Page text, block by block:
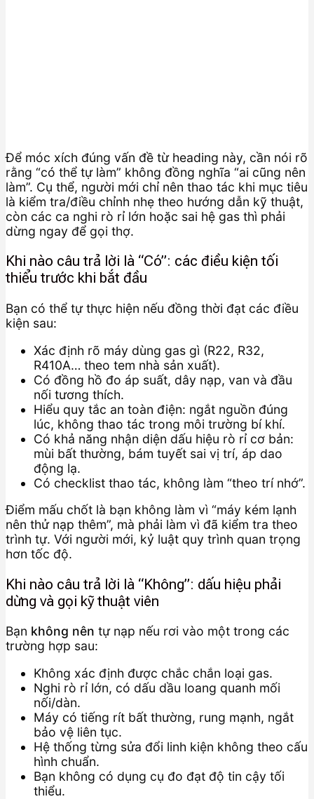
Để móc xích đúng vấn đề từ heading này, cần nói rõ
rằng “có thể tự làm” không đồng nghĩa “ai cũng nên
làm”. Cụ thể, người mới chỉ nên thao tác khi mục tiêu
là kiểm tra/điều chỉnh nhẹ theo hướng dẫn kỹ thuật,
còn các ca nghi rò rỉ lớn hoặc sai hệ gas thì phải
dừng ngay để gọi thợ.
Khi nào câu trả lời là “Có”: các điều kiện tối
thiểu trước khi bắt đầu
Bạn có thể tự thực hiện nếu đồng thời đạt các điều
kiện sau:
Xác định rõ máy dùng gas gì (R22, R32,
R410A… theo tem nhà sản xuất).
Có đồng hồ đo áp suất, dây nạp, van và đầu
nối tương thích.
Hiểu quy tắc an toàn điện: ngắt nguồn đúng
lúc, không thao tác trong môi trường bí khí.
Có khả năng nhận diện dấu hiệu rò rỉ cơ bản:
mùi bất thường, bám tuyết sai vị trí, áp dao
động lạ.
Có checklist thao tác, không làm “theo trí nhớ”.
Điểm mấu chốt là bạn không làm vì “máy kém lạnh
nên thử nạp thêm”, mà phải làm vì đã kiểm tra theo
trình tự. Với người mới, kỷ luật quy trình quan trọng
hơn tốc độ.
Khi nào câu trả lời là “Không”: dấu hiệu phải
dừng và gọi kỹ thuật viên
Bạn không nên tự nạp nếu rơi vào một trong các
trường hợp sau:
Không xác định được chắc chắn loại gas.
Nghi rò rỉ lớn, có dấu dầu loang quanh mối
nối/dàn.
Máy có tiếng rít bất thường, rung mạnh, ngắt
bảo vệ liên tục.
Hệ thống từng sửa đổi linh kiện không theo cấu
hình chuẩn.
Bạn không có dụng cụ đo đạt độ tin cậy tối
thiểu.